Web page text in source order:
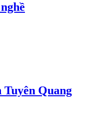
Quang